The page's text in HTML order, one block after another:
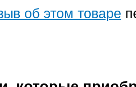
об этом товаре